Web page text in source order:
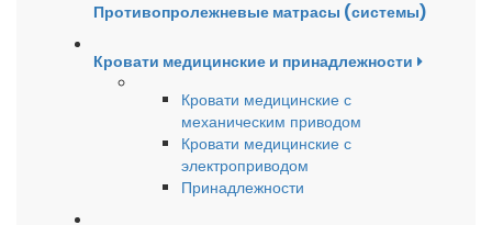
Противопролежневые матрасы (системы)
Кровати медицинские и принадлежности
Кровати медицинские с
механическим приводом
Кровати медицинские с
электроприводом
Принадлежности